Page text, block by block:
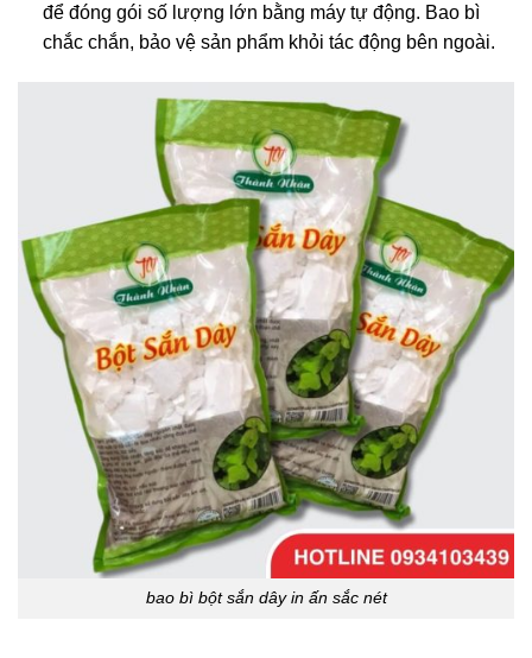
để đóng gói số lượng lớn bằng máy tự động. Bao bì
chắc chắn, bảo vệ sản phẩm khỏi tác động bên ngoài.
bao bì bột sắn dây in ấn sắc nét